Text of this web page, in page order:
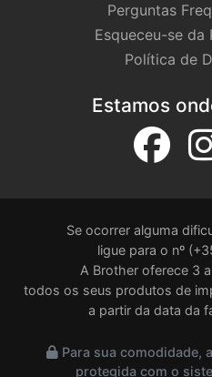
Perguntas
Esqueceu-se da
Política de
Estamos
Se ocorrer alguma
ligue para o nº
A Brother oferece 3
todos os seus produtos de
a partir da data da
Para sua comodidade,
protegida com o